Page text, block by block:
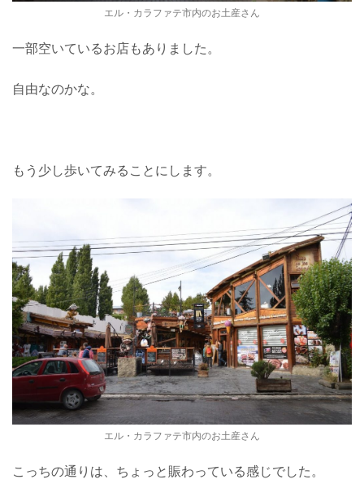
エル・カラファテ市内のお土産さん
一部空いているお店もありました。
自由なのかな。
もう少し歩いてみることにします。
エル・カラファテ市内のお土産さん
こっちの通りは、ちょっと賑わっている感じでした。